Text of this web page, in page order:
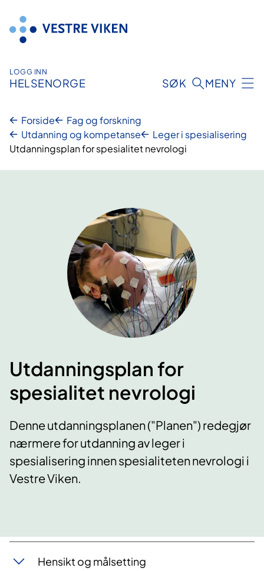
innhold
LOGG INN
HELSENORGE SØK MENY
Forside
Fag og forskning
Utdanning og kompetanse
Leger i spesialisering
Utdanningsplan for spesialitet nevrologi
Utdanningsplan for
spesialitet nevrologi
Denne utdanningsplanen ("Planen") redegjør
nærmere for utdanning av leger i
spesialisering innen spesialiteten nevrologi i
Vestre Viken.
Hensikt og målsetting